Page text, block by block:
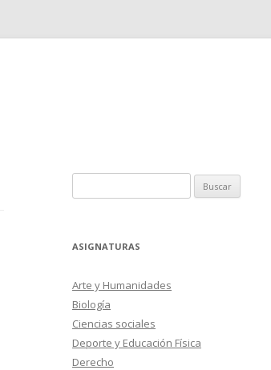
ASIGNATURAS
Arte y Humanidades
Biología
Ciencias sociales
Deporte y Educación Física
Derecho